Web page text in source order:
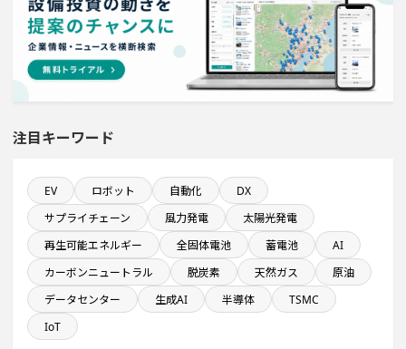
直近3か月以内に稼働プロジェクト
完成から約10年経過プロジェクト
医薬品工場のプロジェクト
ホテル・宿泊事業を営む会社で10億円以上投資する設備
新設計画
新規雇用者数100名以上プロジェクト
自動車関連工場のプロジェクト
純利益が10億円以上の企業一覧
注目キーワード
EV ロボット 自動化
DX
サプライチェーン
風力発電
太陽光発電
再生可能エネルギー
全固体電池 蓄電池
AI
カーボンニュートラル
脱炭素 天然ガス
原油
データセンター
生成AI 半導体
TSMC
IoT